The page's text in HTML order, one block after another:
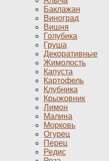
Баклажан
Виноград
Вишня
Голубика
Груша
Декоративные
Жимолость
Капуста
Картофель
Клубника
Крыжовник
Лимон
Малина
Морковь
Огурец
Перец
Редис